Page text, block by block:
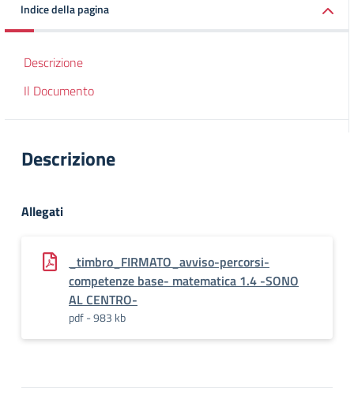
Indice della pagina
Descrizione
Il Documento
Descrizione
Allegati
_timbro_FIRMATO_avviso-percorsi-
competenze base- matematica 1.4 -SONO
AL CENTRO-
pdf - 983 kb